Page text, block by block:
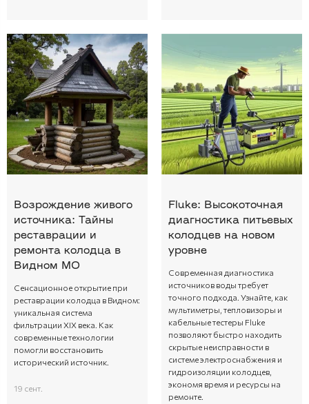
Возрождение живого
источника: Тайны
реставрации и
ремонта колодца в
Видном МО
Сенсационное открытие при
реставрации колодца в Видном:
уникальная система
фильтрации XIX века. Как
современные технологии
помогли восстановить
исторический источник.
19 сент.
Fluke: Высокоточная
диагностика питьевых
колодцев на новом
уровне
Современная диагностика
источников воды требует
точного подхода. Узнайте, как
мультиметры, тепловизоры и
кабельные тестеры Fluke
позволяют быстро находить
скрытые неисправности в
системе электроснабжения и
гидроизоляции колодцев,
экономя время и ресурсы на
ремонте.